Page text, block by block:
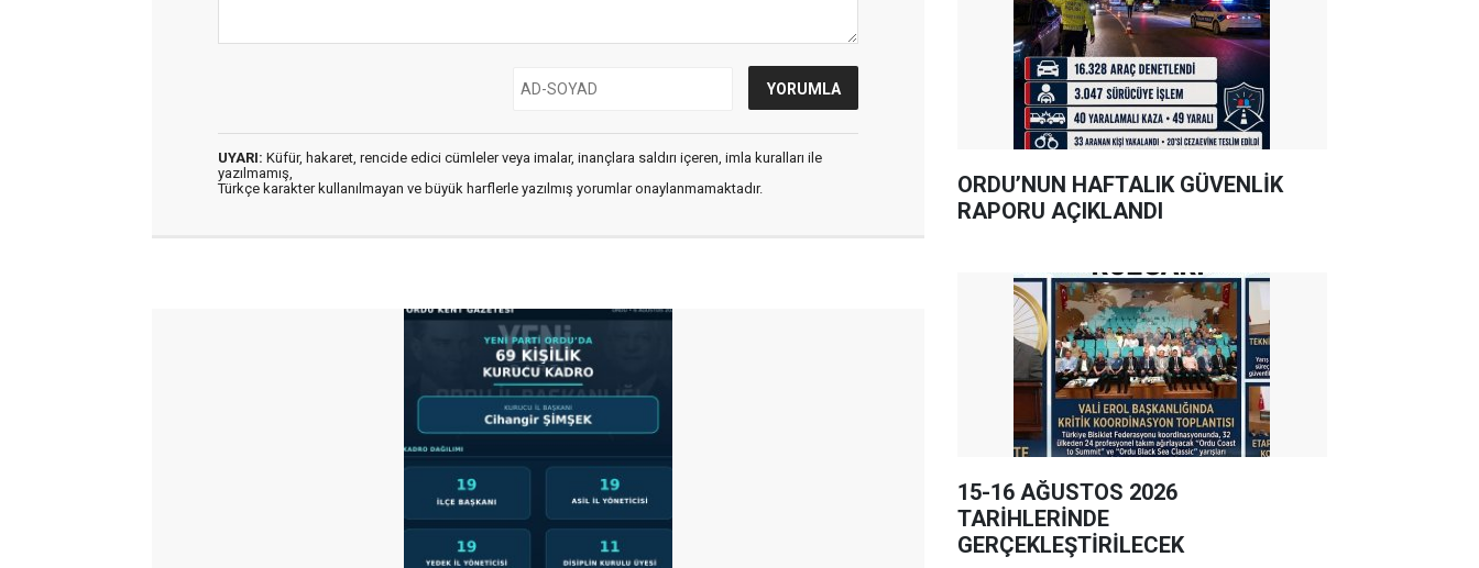
UYARI: Küfür, hakaret, rencide edici cümleler veya imalar, inançlara saldırı içeren, imla kuralları ile
yazılmamış,
Türkçe karakter kullanılmayan ve büyük harflerle yazılmış yorumlar onaylanmamaktadır.
ORDU’NUN HAFTALIK GÜVENLİK
RAPORU AÇIKLANDI
15-16 AĞUSTOS 2026
TARİHLERİNDE
GERÇEKLEŞTİRİLECEK